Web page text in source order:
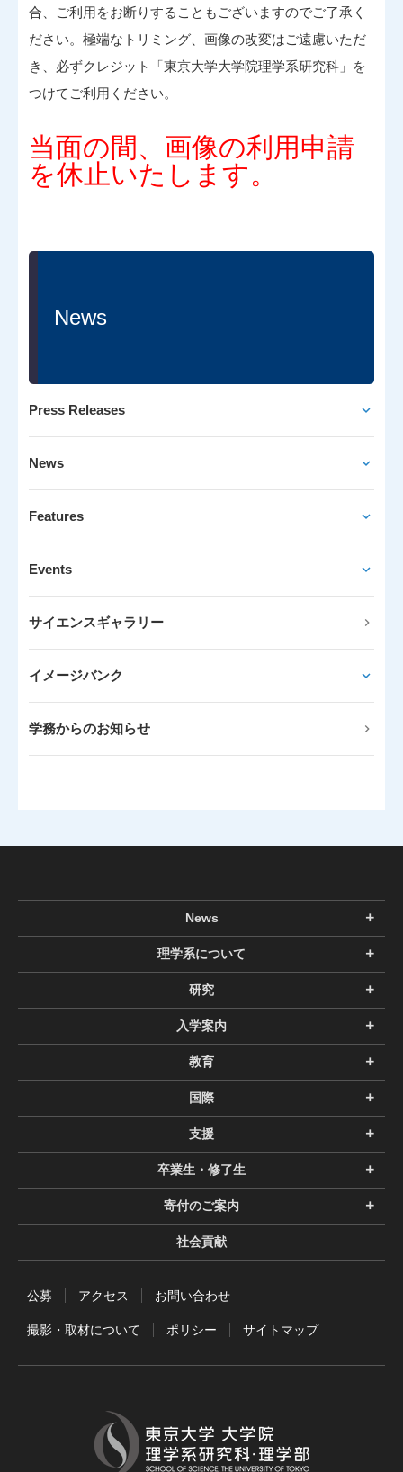
合、ご利用をお断りすることもございますのでご了承く
ださい。極端なトリミング、画像の改変はご遠慮いただ
き、必ずクレジット「東京大学大学院理学系研究科」を
つけてご利用ください。
当面の間、画像の利用申請
を休止いたします。
News
Press Releases
News
Features
Events
サイエンスギャラリー
イメージバンク
学務からのお知らせ
News
理学系について
研究
入学案内
教育
国際
支援
卒業生・修了生
寄付のご案内
社会貢献
公募 アクセス お問い合わせ
撮影・取材について ポリシー サイトマップ